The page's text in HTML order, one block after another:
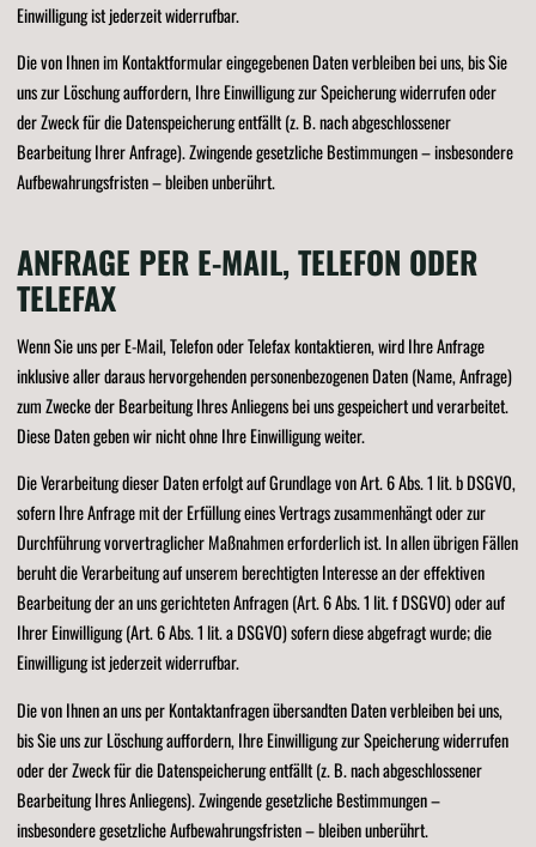
Einwilligung ist jederzeit widerrufbar.
Die von Ihnen im Kontaktformular eingegebenen Daten verbleiben bei uns, bis Sie
uns zur Löschung auffordern, Ihre Einwilligung zur Speicherung widerrufen oder
der Zweck für die Datenspeicherung entfällt (z. B. nach abgeschlossener
Bearbeitung Ihrer Anfrage). Zwingende gesetzliche Bestimmungen – insbesondere
Aufbewahrungsfristen – bleiben unberührt.
ANFRAGE PER E-MAIL, TELEFON ODER
TELEFAX
Wenn Sie uns per E-Mail, Telefon oder Telefax kontaktieren, wird Ihre Anfrage
inklusive aller daraus hervorgehenden personenbezogenen Daten (Name, Anfrage)
zum Zwecke der Bearbeitung Ihres Anliegens bei uns gespeichert und verarbeitet.
Diese Daten geben wir nicht ohne Ihre Einwilligung weiter.
Die Verarbeitung dieser Daten erfolgt auf Grundlage von Art. 6 Abs. 1 lit. b DSGVO,
sofern Ihre Anfrage mit der Erfüllung eines Vertrags zusammenhängt oder zur
Durchführung vorvertraglicher Maßnahmen erforderlich ist. In allen übrigen Fällen
beruht die Verarbeitung auf unserem berechtigten Interesse an der effektiven
Bearbeitung der an uns gerichteten Anfragen (Art. 6 Abs. 1 lit. f DSGVO) oder auf
Ihrer Einwilligung (Art. 6 Abs. 1 lit. a DSGVO) sofern diese abgefragt wurde; die
Einwilligung ist jederzeit widerrufbar.
Die von Ihnen an uns per Kontaktanfragen übersandten Daten verbleiben bei uns,
bis Sie uns zur Löschung auffordern, Ihre Einwilligung zur Speicherung widerrufen
oder der Zweck für die Datenspeicherung entfällt (z. B. nach abgeschlossener
Bearbeitung Ihres Anliegens). Zwingende gesetzliche Bestimmungen –
insbesondere gesetzliche Aufbewahrungsfristen – bleiben unberührt.